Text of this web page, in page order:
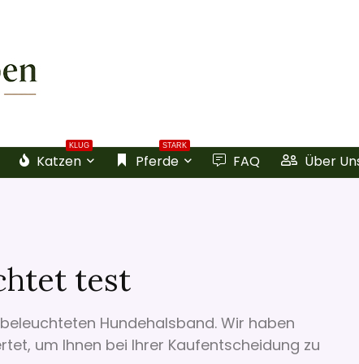
KLUG
Katzen
STARK
Pferde FAQ Über
test
Hundehalsband. Wir haben
um Ihnen bei Ihrer Kaufentscheidung zu